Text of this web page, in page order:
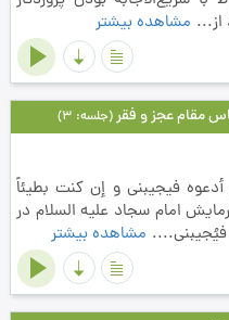
مشاهده بیشتر
مقام عجز و فقر(جلسه: 3)
أدعوه فيجيبني و إن كنت بطيئاً
به فرمايش امام سجاد عليه السلام در
فيُجيبني.... مشاهده بیشتر